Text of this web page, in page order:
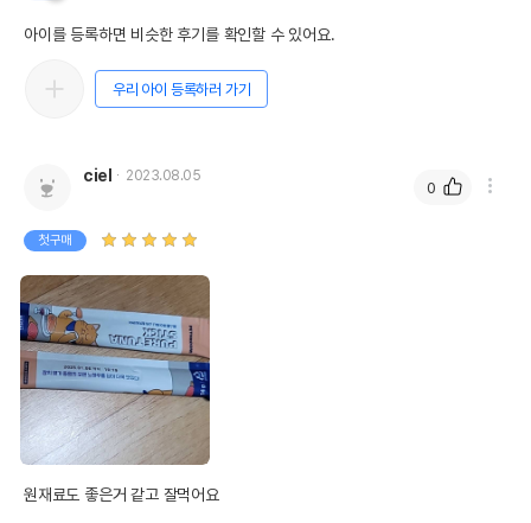
아이를 등록하면 비슷한 후기를 확인할 수 있어요.
우리 아이 등록하러 가기
ciel 2023.08.05
첫구매
원재료도 좋은거 같고 잘먹어요
0